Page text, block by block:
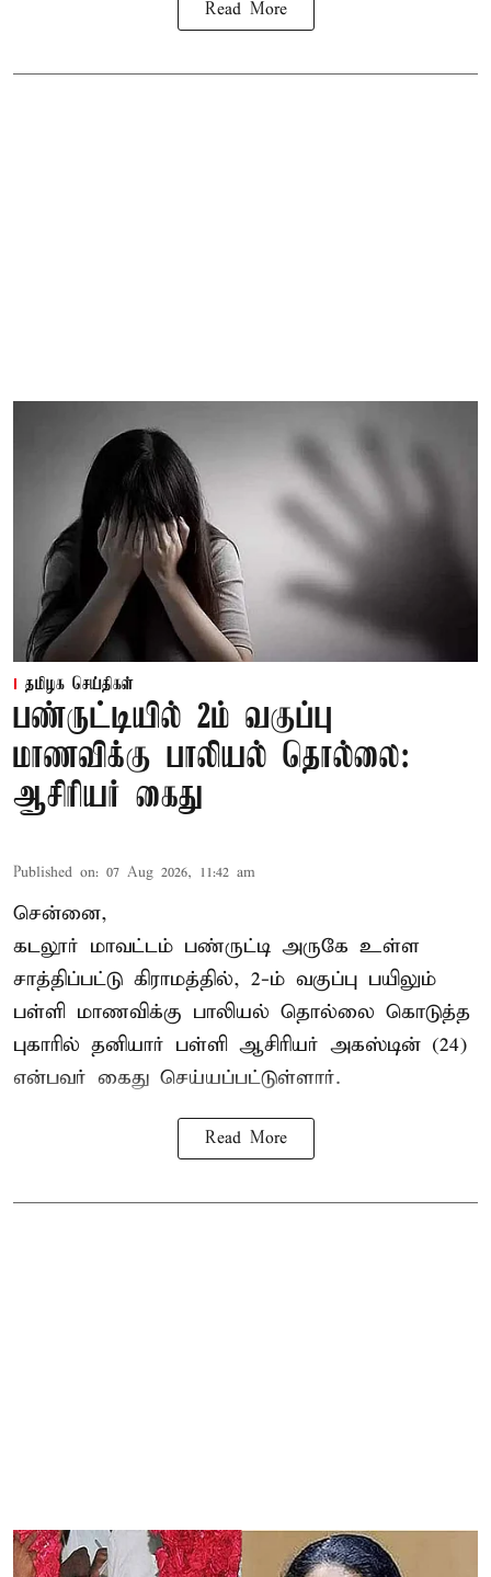
Read More
தமிழக செய்திகள்
பண்ருட்டியில் 2ம் வகுப்பு
மாணவிக்கு பாலியல் தொல்லை:
ஆசிரியர் கைது
Published on: 07 Aug 2026, 11:42 am
சென்னை,
கடலூர் மாவட்டம் பண்ருட்டி அருகே உள்ள
சாத்திப்பட்டு கிராமத்தில், 2-ம் வகுப்பு பயிலும்
பள்ளி மாணவிக்கு பாலியல் தொல்லை கொடுத்த
புகாரில் தனியார் பள்ளி ஆசிரியர் அகஸ்டின் (24)
என்பவர் கைது செய்யப்பட்டுள்ளார்.
Read More